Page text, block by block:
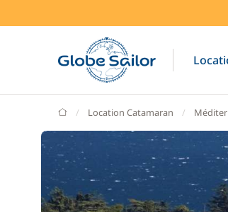
GlobeSailor
Location Catamaran